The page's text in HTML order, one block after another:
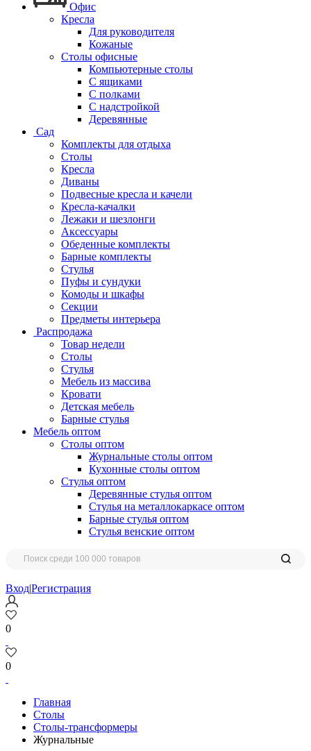
Офис
Кресла
Для руководителя
Кожаные
Столы офисные
Компьютерные столы
С ящиками
С полками
С надстройкой
Деревянные
Сад
Комплекты для отдыха
Столы
Кресла
Диваны
Подвесные кресла и качели
Кресла-качалки
Лежаки и шезлонги
Аксессуары
Обеденные комплекты
Барные комплекты
Стулья
Пуфы и сундуки
Комоды и шкафы
Секции
Предметы интерьера
Распродажа
Товар недели
Столы
Стулья
Мебель из массива
Кровати
Детская мебель
Барные стулья
Мебель оптом
Столы оптом
Журнальные столы оптом
Кухонные столы оптом
Стулья оптом
Деревянные стулья оптом
Стулья на металлокаркасе оптом
Барные стулья оптом
Стулья венские оптом
Вход|Регистрация
0
0
Главная
Столы
Столы-трансформеры
Журнальные